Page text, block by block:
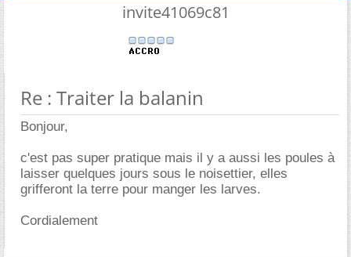
invite41069c81
Re : Traiter la balanin
Bonjour,
c'est pas super pratique mais il y a aussi les poules à
laisser quelques jours sous le noisettier, elles
grifferont la terre pour manger les larves.
Cordialement